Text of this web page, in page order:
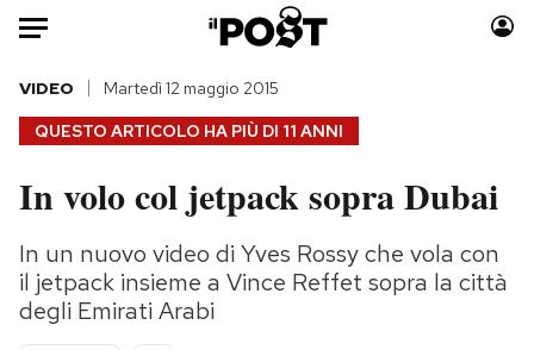
Auto
HOME
Italia
Politica
Tecnologia
Moda
Consumismi
QUESTO ARTICOLO HA PIÙ DI 11 ANNI
VIDEO Martedì 12 maggio 2015
In volo col jetpack sopra Dubai
In un nuovo video di Yves Rossy che vola con
il jetpack insieme a Vince Reffet sopra la città
degli Emirati Arabi